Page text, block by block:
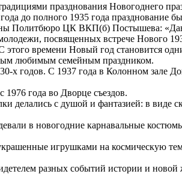
празднования Новогоднего
до полного 1935 года празднование
Политбюро ЦК ВКП(б) Постышева:
посвященных встрече Нового
времени Новый год становится
любимым семейным праздником.
х годов. С 1937 года в Колонном зале
года во Дворце съездов.
делались с душой и фантазией: в
в новогодние карнавальные
игрушками на космическую
разных событий истории и